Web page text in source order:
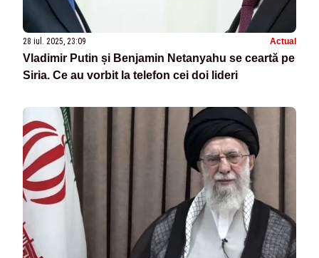
28 iul. 2025, 23:09 Actual
Vladimir Putin și Benjamin Netanyahu se ceartă pe
Siria. Ce au vorbit la telefon cei doi lideri